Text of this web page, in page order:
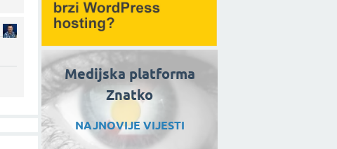
Medijska platforma
Znatko
NAJNOVIJE VIJESTI